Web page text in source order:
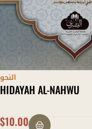
النحو
HIDAYAH AL-NAHWU
$10.00